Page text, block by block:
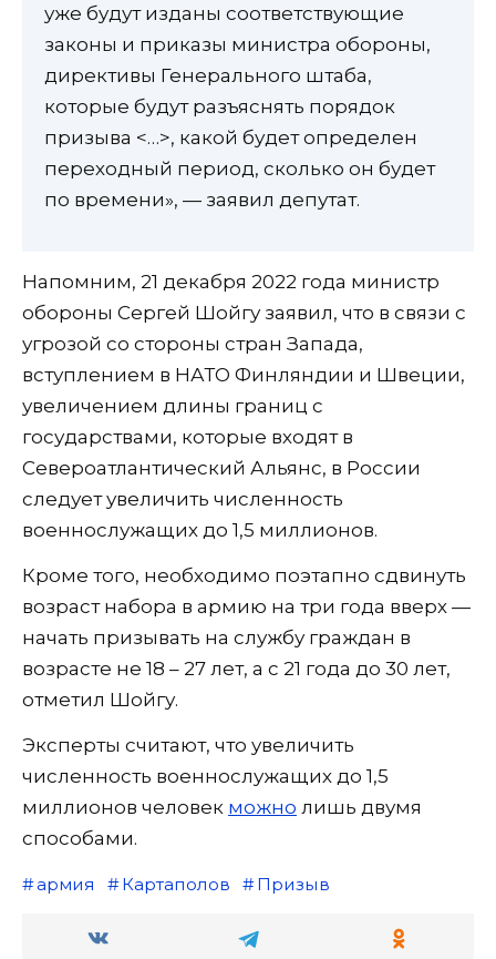
уже будут изданы соответствующие
законы и приказы министра обороны,
директивы Генерального штаба,
которые будут разъяснять порядок
призыва <…>, какой будет определен
переходный период, сколько он будет
по времени», — заявил депутат.
Напомним, 21 декабря 2022 года министр
обороны Сергей Шойгу заявил, что в связи с
угрозой со стороны стран Запада,
вступлением в НАТО Финляндии и Швеции,
увеличением длины границ с
государствами, которые входят в
Североатлантический Альянс, в России
следует увеличить численность
военнослужащих до 1,5 миллионов.
Кроме того, необходимо поэтапно сдвинуть
возраст набора в армию на три года вверх —
начать призывать на службу граждан в
возрасте не 18 – 27 лет, а с 21 года до 30 лет,
отметил Шойгу.
Эксперты считают, что увеличить
численность военнослужащих до 1,5
миллионов человек можно лишь двумя
способами.
армия Картаполов Призыв